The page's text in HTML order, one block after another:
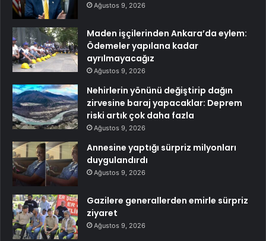
Ağustos 9, 2026
Maden işçilerinden Ankara’da eylem:
Ödemeler yapılana kadar
ayrılmayacağız
Ağustos 9, 2026
Nehirlerin yönünü değiştirip dağın
zirvesine baraj yapacaklar: Deprem
riski artık çok daha fazla
Ağustos 9, 2026
Annesine yaptığı sürpriz milyonları
duygulandırdı
Ağustos 9, 2026
Gazilere generallerden emirle sürpriz
ziyaret
Ağustos 9, 2026